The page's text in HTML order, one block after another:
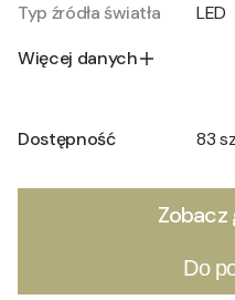
Typ źródła światła
LED
Więcej danych
Dostępność 83
Zobacz
Do